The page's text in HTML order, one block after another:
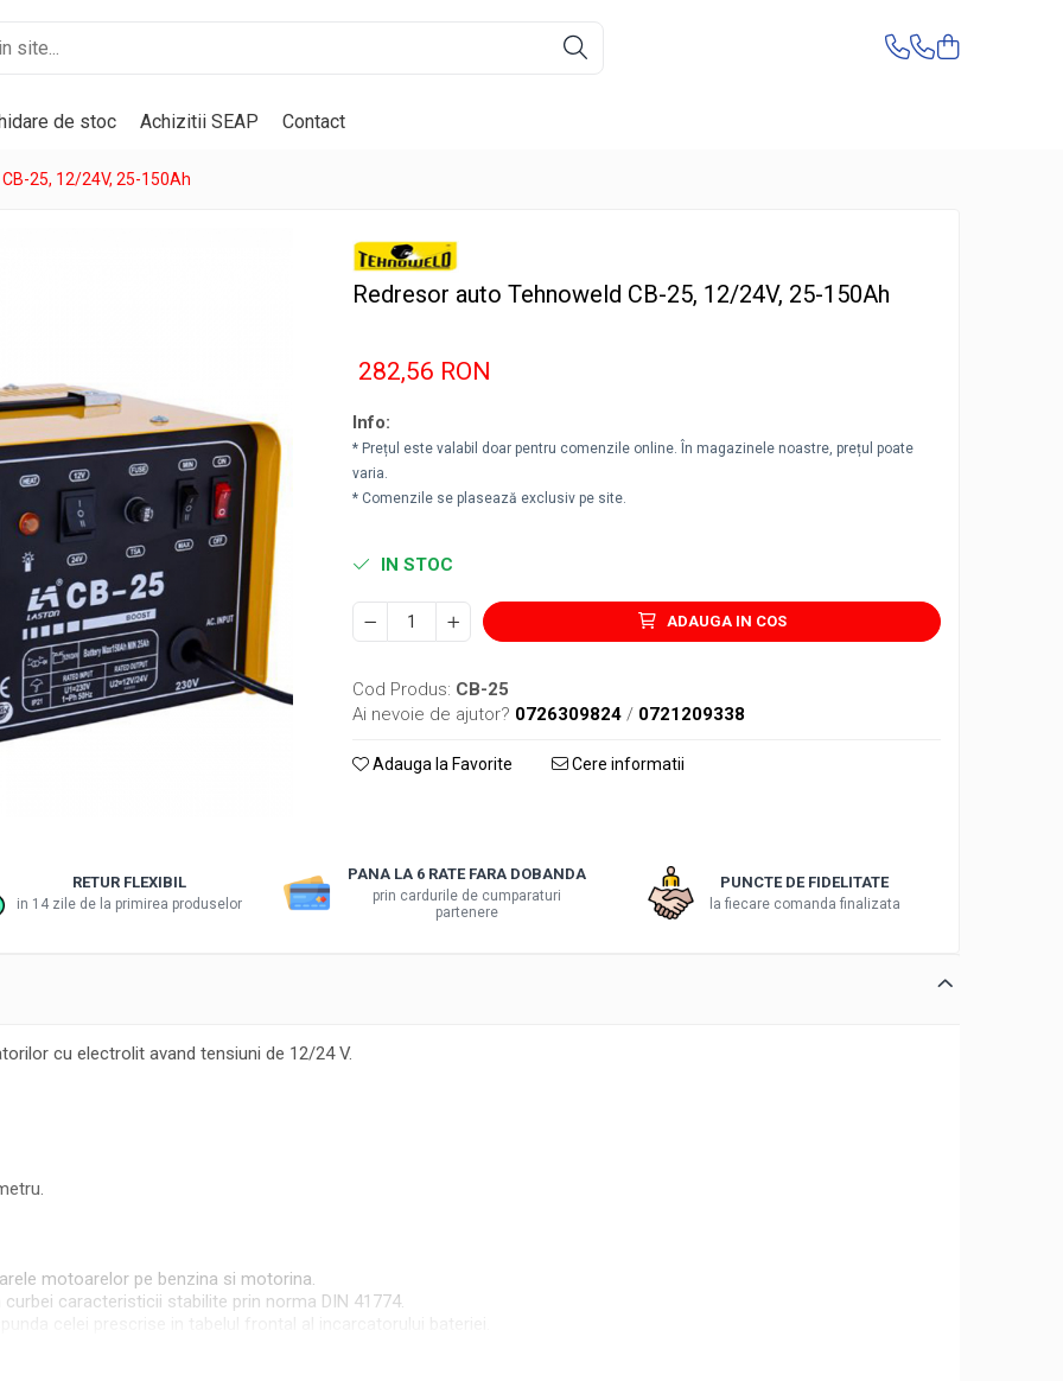
de stoc Achizitii SEAP Contact
25, 12/24V, 25-150Ah
Redresor auto Tehnoweld CB-25, 12/24V, 25-150Ah
282,56 RON
Info:
* Prețul este valabil doar pentru comenzile online. În magazinele noastre, prețul poate
varia.
* Comenzile se plasează exclusiv pe site.
IN STOC
ADAUGA IN COS
Cod Produs: CB-25
Ai nevoie de ajutor? 0726309824 / 0721209338
Adauga la Favorite Cere informatii
RETUR FLEXIBIL
in 14 zile de la primirea produselor
PANA LA 6 RATE FARA DOBANDA
prin cardurile de cumparaturi
partenere
PUNCTE DE FIDELITATE
la fiecare comanda finalizata
cu electrolit avand tensiuni de 12/24 V.
motoarelor pe benzina si motorina.
caracteristicii stabilite prin norma DIN 41774.
impamantare.